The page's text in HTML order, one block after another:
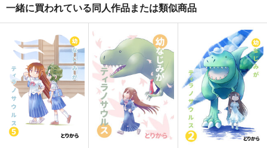
小さめの魔法師匠と大
きめの魔法少女。11
とりからの巣
440円（税込）
オリジナル
デミタス・カッフェ
マフィン・フラガ
ハルナス・アイザラ
サンプル
小さめの魔法師匠と大
きめの魔法少女。10
とりからの巣
440円（税込）
オリジナル
デミタス・カッフェ
マフィン・フラガ
ハルナス・アイザラ
サンプル
小さめの魔法師匠と大
きめの魔法少女。9
とりからの巣
440円（税込）
オリジナル
デミタス・カッフェ
マフィン・フラガ
ハルナス・アイザラ
サンプル
一緒に買われている同人作品または類似商品